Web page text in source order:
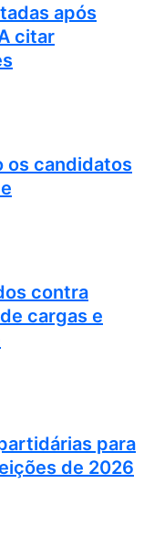
após
citar
os candidatos
contra
cargas e
para
de 2026